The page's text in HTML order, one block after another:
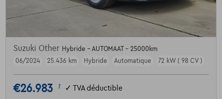
Suzuki Other Hybride - AUTOMAAT - 25000km
06/2024
25.436 km Hybride Automatique 72 kW ( 98 CV )
€26.983 1 ✓ TVA déductible